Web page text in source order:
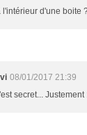
l'intérieur d'une boite
08/01/2017 21:39
secret... Justement